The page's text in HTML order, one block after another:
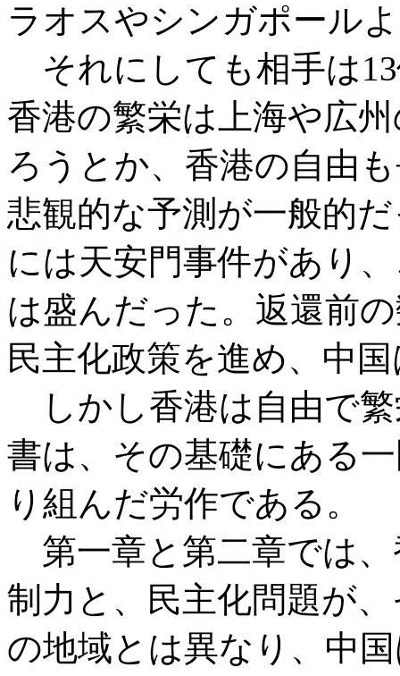
ラオスやシンガポール
それにしても相手は
香港の繁栄は上海や広
ろうとか、香港の自由
悲観的な予測が一般的
には天安門事件があり
は盛んだった。返還前
民主化政策を進め、中
しかし香港は自由で
書は、その基礎にある
り組んだ労作である。
第一章と第二章では
制力と、民主化問題が
の地域とは異なり、中